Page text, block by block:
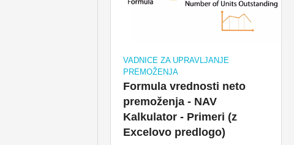
VADNICE ZA UPRAVLJANJE
PREMOŽENJA
Formula vrednosti neto
premoženja - NAV
Kalkulator - Primeri (z
Excelovo predlogo)